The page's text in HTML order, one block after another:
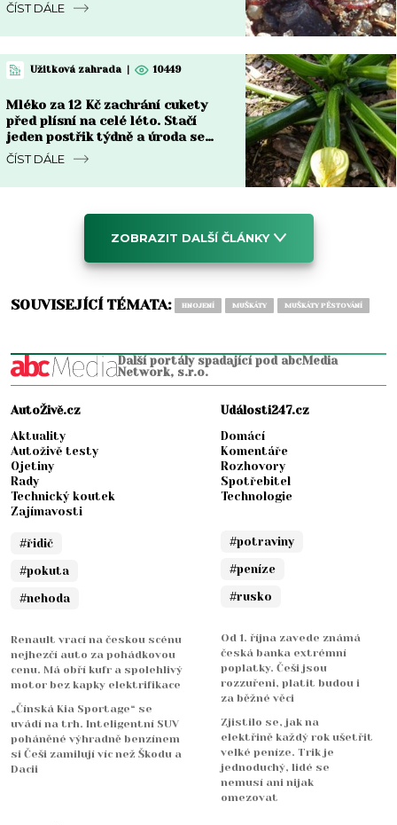
ČÍST DÁLE
Užitková zahrada | 10449
Mléko za 12 Kč zachrání cukety
před plísní na celé léto. Stačí
jeden postřik týdně a úroda se
zdvojnásobí
ČÍST DÁLE
ZOBRAZIT DALŠÍ ČLÁNKY
SOUVISEJÍCÍ TÉMATA: HNOJENÍ MUŠKÁTY MUŠKÁTY PĚSTOVÁNÍ
Další portály spadající pod abcMedia
Network, s.r.o.
AutoŽivě.cz
Aktuality
Autoživě testy
Ojetiny
Rady
Technický koutek
Zajímavosti
#řidič
#pokuta
#nehoda
Renault vrací na českou scénu
nejhezčí auto za pohádkovou
cenu. Má obří kufr a spolehlivý
motor bez kapky elektrifikace
„Čínská Kia Sportage“ se
uvádí na trh. Inteligentní SUV
poháněné výhradně benzínem
si Češi zamilují víc než Škodu a
Dacii
Události247.cz
Domácí
Komentáře
Rozhovory
Spotřebitel
Technologie
#potraviny
#peníze
#rusko
Od 1. října zavede známá
česká banka extrémní
poplatky. Češi jsou
rozzuřeni, platit budou i
za běžné věci
Zjistilo se, jak na
elektřině každý rok ušetřit
velké peníze. Trik je
jednoduchý, lidé se
nemusí ani nijak
omezovat